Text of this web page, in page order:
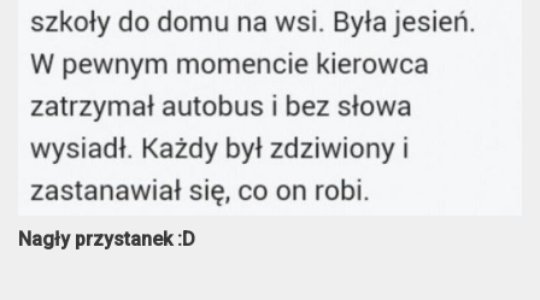
Nagły przystanek :D